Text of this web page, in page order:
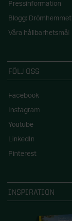
Pressinformation
Blogg: Drömhemmet
Våra hållbarhetsmål
FÖLJ OSS
Facebook
Instagram
Youtube
LinkedIn
Pinterest
INSPIRATION